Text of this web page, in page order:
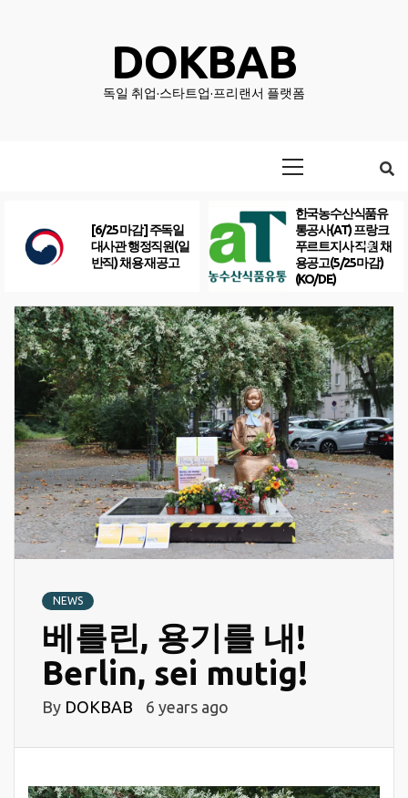
DOKBAB
독일 취업·스타트업·프리랜서 플랫폼
[6/25 마감] 주독일
대사관 행정직원(일
반직) 채용 재공고
한국농수산식품유
통공사(AT) 프랑크
푸르트지사 직원 채
용공고(5/25마감)
(KO/DE)
NEWS
베를린, 용기를 내!
Berlin, sei mutig!
By DOKBAB 6 years ago